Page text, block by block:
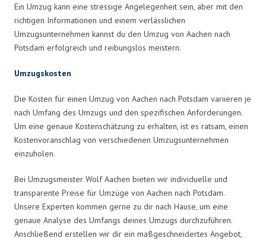
Ein Umzug kann eine stressige Angelegenheit sein, aber mit den
richtigen Informationen und einem verlässlichen
Umzugsunternehmen kannst du den Umzug von Aachen nach
Potsdam erfolgreich und reibungslos meistern.
Umzugskosten
Die Kosten für einen Umzug von Aachen nach Potsdam variieren je
nach Umfang des Umzugs und den spezifischen Anforderungen.
Um eine genaue Kostenschätzung zu erhalten, ist es ratsam, einen
Kostenvoranschlag von verschiedenen Umzugsunternehmen
einzuholen.
Bei Umzugsmeister Wolf Aachen bieten wir individuelle und
transparente Preise für Umzüge von Aachen nach Potsdam.
Unsere Experten kommen gerne zu dir nach Hause, um eine
genaue Analyse des Umfangs deines Umzugs durchzuführen.
Anschließend erstellen wir dir ein maßgeschneidertes Angebot,